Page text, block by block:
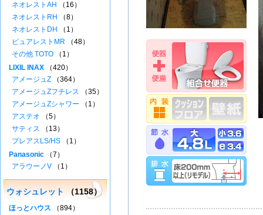
ネオレストAH
（16）
ネオレストRH
（8）
ネオレストDH
（1）
ピュアレストMR （48）
その他 TOTO （1）
LIXIL INAX （420）
アメージュZ （364）
アメージュZフチレス （35）
アメージュZシャワー （1）
アステオ （5）
サティス （13）
プレアスLS/HS （1）
Panasonic （7）
アラウーノV （1）
ウォシュレット （1158）
ほっとハウス （894）